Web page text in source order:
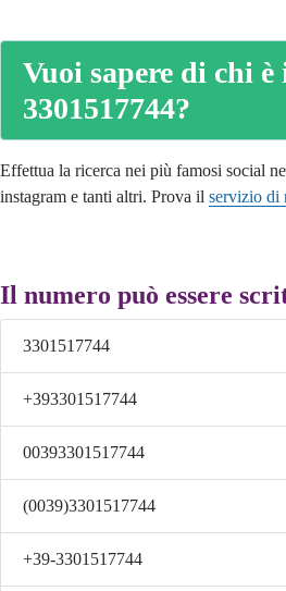
Vuoi sapere di chi
3301517744?
Effettua la ricerca nei più famosi social
instagram e tanti altri. Prova il servizio di
Il numero può essere
3301517744
+393301517744
00393301517744
(0039)3301517744
+39-3301517744